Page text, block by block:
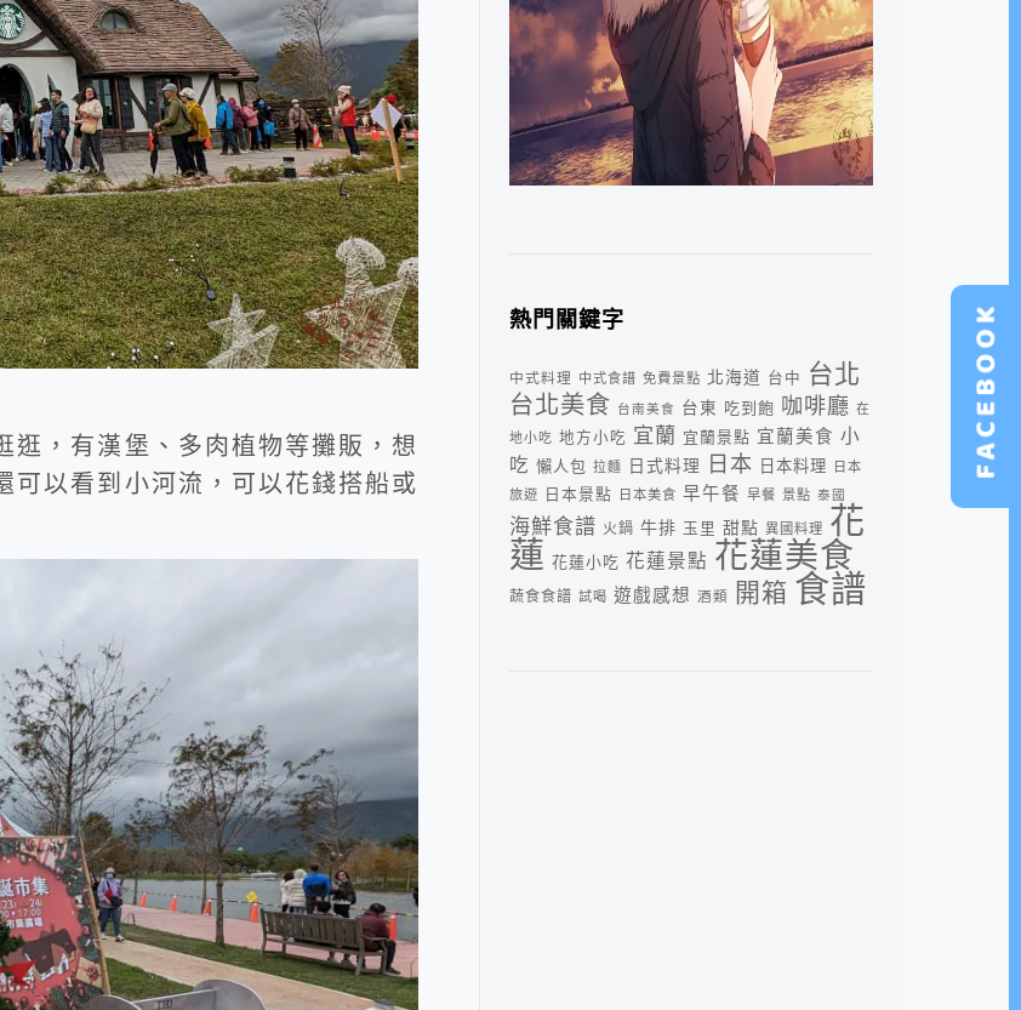
逛，有漢堡、多肉植物等攤販，想
可以看到小河流，可以花錢搭船或
熱門關鍵字
中式料理 中式食譜 免費景點 北海道 台中 台北
台北美食 台南美食 台東 吃到飽 咖啡廳 在
地小吃 地方小吃 宜蘭 宜蘭景點 宜蘭美食 小
吃 懶人包 拉麵 日式料理 日本 日本料理
日本
旅遊
日本景點 日本美食 早午餐 早餐 景點 泰國
海鮮食譜 火鍋 牛排 玉里 甜點 異國料理 花
蓮 花蓮小吃 花蓮景點 花蓮美食
蔬食食譜 試喝 遊戲感想 酒類 開箱 食譜